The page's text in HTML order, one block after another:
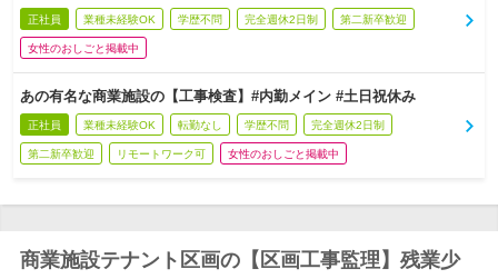
正社員 業種未経験OK 学歴不問 完全週休2日制 第二新卒歓迎
女性のおしごと掲載中
あの有名な商業施設の【工事検査】#内勤メイン #土日祝休み
正社員 業種未経験OK 転勤なし 学歴不問 完全週休2日制
第二新卒歓迎 リモートワーク可 女性のおしごと掲載中
商業施設テナント区画の【区画工事監理】残業少